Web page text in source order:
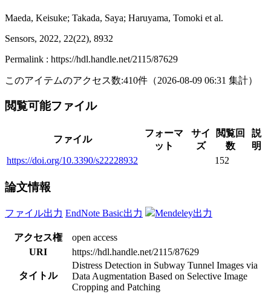
Maeda, Keisuke; Takada, Saya; Haruyama, Tomoki et al.
Sensors, 2022, 22(22), 8932
Permalink : https://hdl.handle.net/2115/87629
このアイテムのアクセス数:410件 （2026-08-09 06:31 集計）
閲覧可能ファイル
ファイル
フォーマ
ット
サイ
ズ
閲覧回
数
説
明
https://doi.org/10.3390/s22228932
152
論文情報
ファイル出力 EndNote Basic出力 Mendeley出力
アクセス権
open access
URI
https://hdl.handle.net/2115/87629
タイトル
Distress Detection in Subway Tunnel Images via
Data Augmentation Based on Selective Image
Cropping and Patching